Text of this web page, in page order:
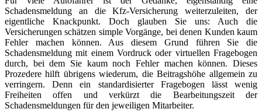
Schadensmeldung an die Kfz-Versicherung weiterzuleiten, der
eigentliche Knackpunkt. Doch glauben Sie uns: Auch die
Versicherungen schätzen simple Vorgänge, bei denen Kunden kaum
Fehler machen können. Aus diesem Grund führen Sie die
Schadensmeldung mit einem Vordruck oder virtuellen Fragebogen
durch, bei dem Sie kaum noch Fehler machen können. Dieses
Prozedere hilft übrigens wiederum, die Beitragshöhe allgemein zu
verringern. Denn ein standardisierter Fragebogen lässt wenig
Freiheiten offen und verkürzt die Bearbeitungszeit der
Schadensmeldungen für den jeweiligen Mitarbeiter.